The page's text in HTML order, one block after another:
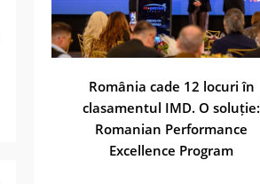
România cade 12 locuri în
clasamentul IMD. O soluție:
Romanian Performance
Excellence Program